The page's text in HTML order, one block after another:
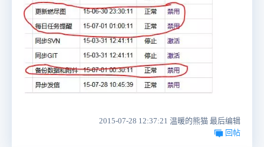
2015-07-28 12:37:21 温暖的熊猫 最后编辑
回帖